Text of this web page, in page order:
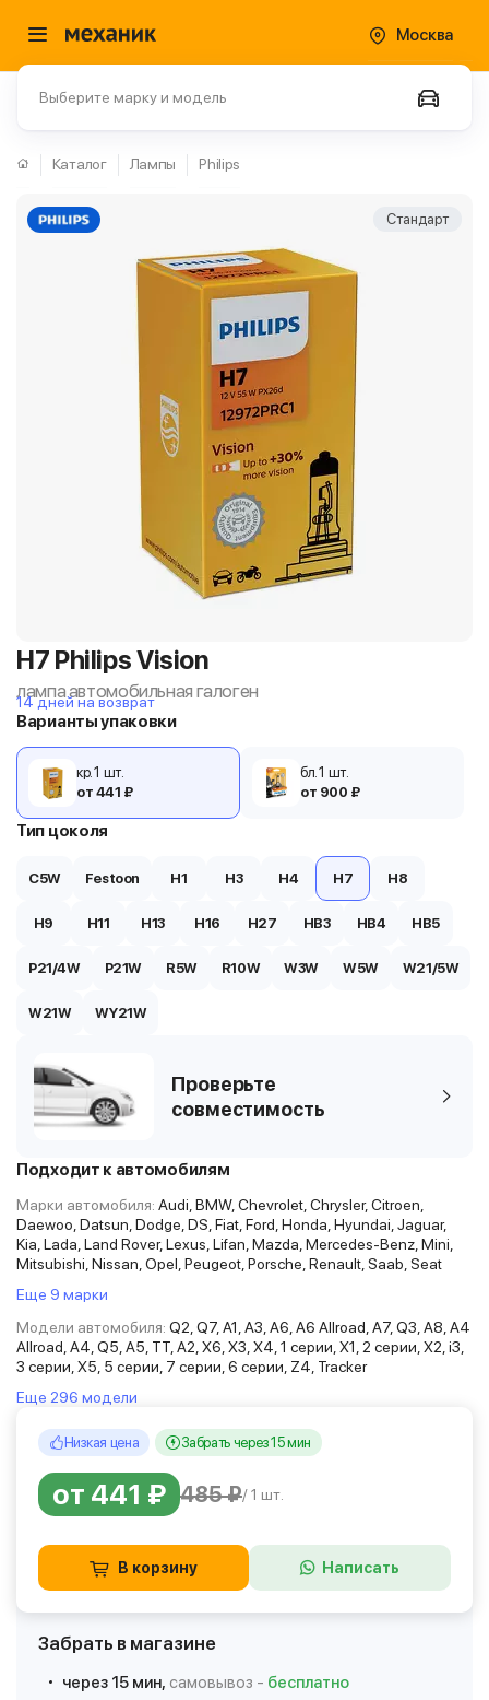
Москва
Выберите марку и модель
Каталог Лампы Philips
Стандарт
H7 Philips Vision
лампа автомобильная галоген
14 дней на возврат
Варианты упаковки
кр. 1 шт.
от 441 ₽
бл. 1 шт.
от 900 ₽
Тип цоколя
C5W Festoon H1 H3 H4 H7 H8
H9 H11 H13 H16 H27 HB3 HB4 HB5
P21/4W P21W R5W R10W W3W W5W W21/5W
W21W WY21W
Проверьте
совместимость
Подходит к автомобилям
Марки автомобиля: Audi, BMW, Chevrolet, Chrysler, Citroen,
Daewoo, Datsun, Dodge, DS, Fiat, Ford, Honda, Hyundai, Jaguar,
Kia, Lada, Land Rover, Lexus, Lifan, Mazda, Mercedes-Benz, Mini,
Mitsubishi, Nissan, Opel, Peugeot, Porsche, Renault, Saab, Seat
Еще 9 марки
Модели автомобиля: Q2, Q7, A1, A3, A6, A6 Allroad, A7, Q3, A8, A4
Allroad, A4, Q5, A5, TT, A2, X6, X3, X4, 1 серии, X1, 2 серии, X2, i3,
3 серии, X5, 5 серии, 7 серии, 6 серии, Z4, Tracker
Еще 296 модели
Низкая цена Забрать через 15 мин
от 441 ₽ 485 ₽/ 1 шт.
В корзину Написать
Забрать в магазине
через 15 мин, самовывоз - бесплатно